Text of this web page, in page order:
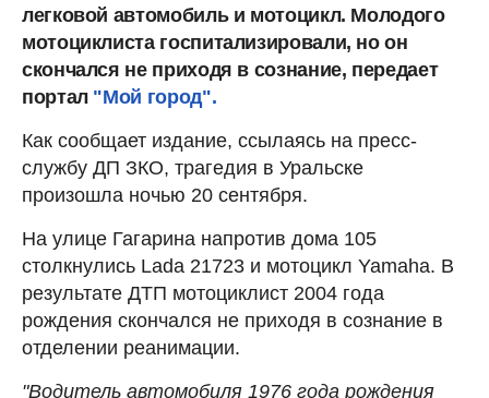
легковой автомобиль и мотоцикл. Молодого
мотоциклиста госпитализировали, но он
скончался не приходя в сознание, передает
портал "Мой город".
Как сообщает издание, ссылаясь на пресс-
службу ДП ЗКО, трагедия в Уральске
произошла ночью 20 сентября.
На улице Гагарина напротив дома 105
столкнулись Lada 21723 и мотоцикл Yamaha. В
результате ДТП мотоциклист 2004 года
рождения скончался не приходя в сознание в
отделении реанимации.
"Водитель автомобиля 1976 года рождения